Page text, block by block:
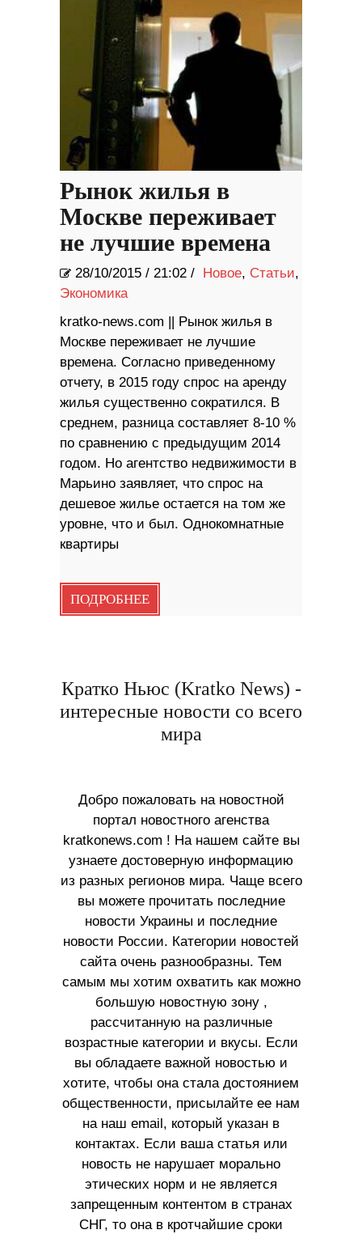
Рынок жилья в
Москве переживает
не лучшие времена
28/10/2015 / 21:02 / Новое, Статьи,
Экономика
kratko-news.com || Рынок жилья в
Москве переживает не лучшие
времена. Согласно приведенному
отчету, в 2015 году спрос на аренду
жилья существенно сократился. В
среднем, разница составляет 8-10 %
по сравнению с предыдущим 2014
годом. Но агентство недвижимости в
Марьино заявляет, что спрос на
дешевое жилье остается на том же
уровне, что и был. Однокомнатные
квартиры
ПОДРОБНЕЕ
Кратко Ньюс (Kratko News) -
интересные новости со всего
мира
Добро пожаловать на новостной
портал новостного агенства
kratkonews.com ! На нашем сайте вы
узнаете достоверную информацию
из разных регионов мира. Чаще всего
вы можете прочитать последние
новости Украины и последние
новости России. Категории новостей
сайта очень разнообразны. Тем
самым мы хотим охватить как можно
большую новостную зону ,
рассчитанную на различные
возрастные категории и вкусы. Если
вы обладаете важной новостью и
хотите, чтобы она стала достоянием
общественности, присылайте ее нам
на наш email, который указан в
контактах. Если ваша статья или
новость не нарушает морально
этических норм и не является
запрещенным контентом в странах
СНГ, то она в кротчайшие сроки